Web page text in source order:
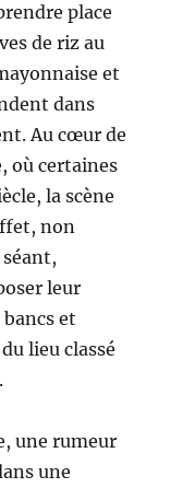
place
de riz au
et
dans
Au cœur de
où certaines
la scène
non
leur
et
lieu classé
une rumeur
une